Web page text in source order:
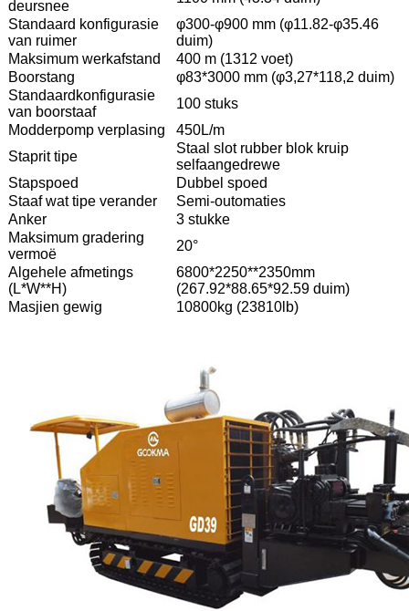
deursnee
Standaard konfigurasie
van ruimer
φ300-φ900 mm (φ11.82-φ35.46
duim)
Maksimum werkafstand
400 m (1312 voet)
Boorstang
φ83*3000 mm (φ3,27*118,2 duim)
Standaardkonfigurasie
van boorstaaf
100 stuks
Modderpomp verplasing
450L/m
Staprit tipe
Staal slot rubber blok kruip
selfaangedrewe
Stapspoed
Dubbel spoed
Staaf wat tipe verander
Semi-outomaties
Anker
3 stukke
Maksimum gradering
vermoë
20°
Algehele afmetings
(L*W**H)
6800*2250**2350mm
(267.92*88.65*92.59 duim)
Masjien gewig
10800kg (23810lb)